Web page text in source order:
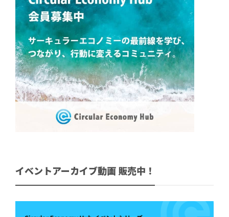
イベントアーカイブ動画 販売中！